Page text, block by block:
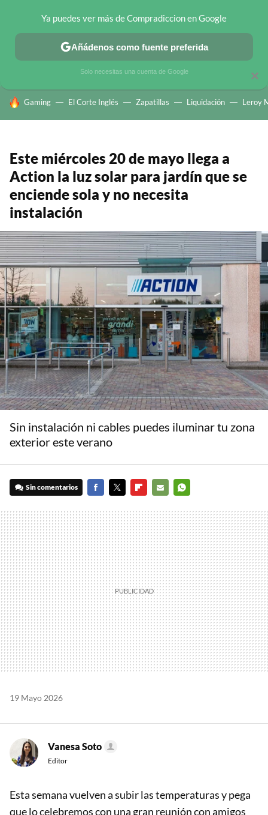
CHOLLOS TELEGRAM OFERTAS EN MÓVILES OFERTAS EN
HOY SE HABLA DE
Gaming El Corte Inglés Zapatillas Liquidación Leroy
Este miércoles 20 de mayo llega a
Action la luz solar para jardín que se
enciende sola y no necesita
instalación
Sin instalación ni cables puedes iluminar tu zona
exterior este verano
Sin comentarios
MAIL
19 Mayo 2026
Vanesa Soto
Editor
Esta semana vuelven a subir las temperaturas y pega
que lo celebremos con una gran reunión con amigos
×
Ya puedes ver más de Compradiccion en Google
Añádenos como fuente preferida
Solo necesitas una cuenta de Google